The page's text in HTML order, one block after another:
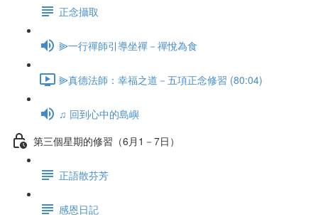
正念攝取
⫸一行禪師引導坐禪－禪悅為食
⫸真德法師：幸福之道－五項正念修習 (80:04)
♫ 回到心中的島嶼
第三個星期的修習（6月1－7日）
正語散芬芳
感恩日記